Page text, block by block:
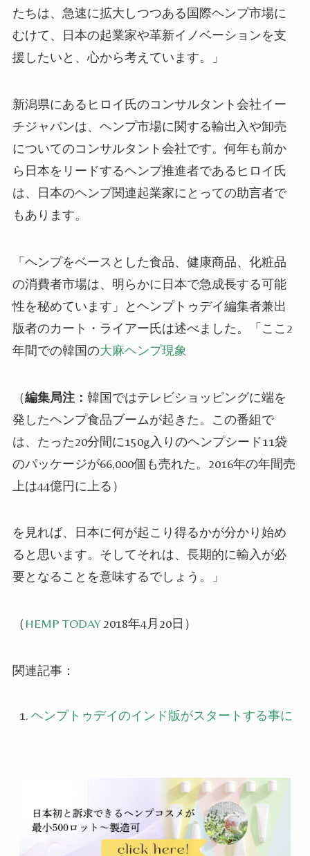
たちは、急速に拡大しつつある国際ヘンプ市場に
むけて、日本の起業家や革新イノベーションを支
援したいと 、心から考えています。」
新潟県にあるヒロイ氏のコンサルタント会社イー
チジャパンは、 ヘンプ市場に関する輸出入や卸売
についてのコンサルタント会社です。何年も前か
ら日本をリードするヘンプ推進者であるヒロイ氏
は、日本のヘンプ関連起業家にとっての助言者で
もあります。
「ヘンプをベースとした食品、健康商品、化粧品
の消費者市場は、 明らかに日本で急成長する可能
性を秘めています」とヘンプトゥデイ編集者兼出
版者のカート・ライアー氏は述べました。「ここ2
年間での韓国の大麻ヘンプ現象
（編集局注： 韓国ではテレビショッピングに端を
発したヘンプ食品ブームが起きた。この番組で
は、たった20分間に150g入りのヘンプシード11袋
のパッケージが66,000個も売れた。2016年の年間売
上は44億円に上る ）
を見れば、日本に何が起こり得るかが分かり始め
ると思います。そしてそれは、長期的に輸入が必
要となることを意味するでしょう。」
（ HEMP TODAY 2018年4月20日 ）
関連記事：
ヘンプトゥデイのインド版がスタートする事に